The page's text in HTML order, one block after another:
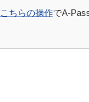
こちらの操作でA-